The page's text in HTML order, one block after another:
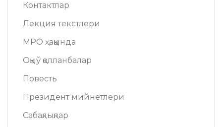
Контактлар
Лекция текстлери
МРО ҳаққында
Оқыў қолланбалар
Повесть
Президент мийнетлери
Сабақлықлар